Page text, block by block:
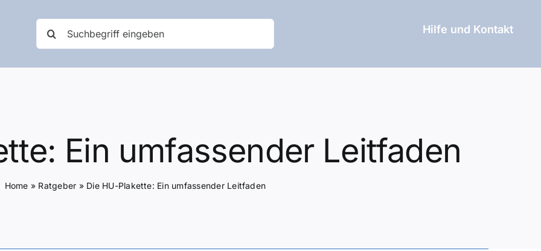
nach:
Hilfe und Kontakt
Ein umfassender Leitfaden
Home » Ratgeber » Die HU-Plakette: Ein umfassender Leitfaden